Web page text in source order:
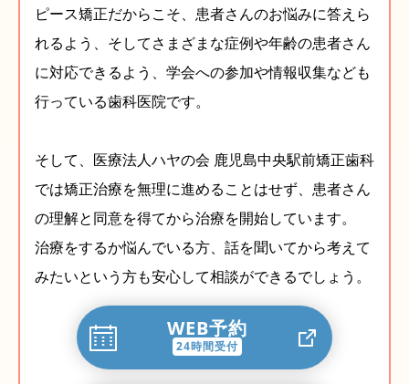
ピース矯正だからこそ、患者さんのお悩みに答えら
れるよう、そしてさまざまな症例や年齢の患者さん
に対応できるよう、学会への参加や情報収集なども
行っている歯科医院です。
そして、医療法人ハヤの会 鹿児島中央駅前矯正歯科
では矯正治療を無理に進めることはせず、患者さん
の理解と同意を得てから治療を開始しています。
治療をするか悩んでいる方、話を聞いてから考えて
みたいという方も安心して相談ができるでしょう。
WEB予約
24時間受付